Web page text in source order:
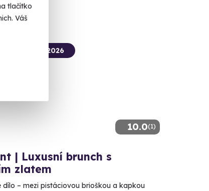
tlačítko
Váš
10.0(1)
už 08. 08. 2026
| Luxusní brunch s
zlatem
dílo – mezi pistáciovou brioškou a kapkou